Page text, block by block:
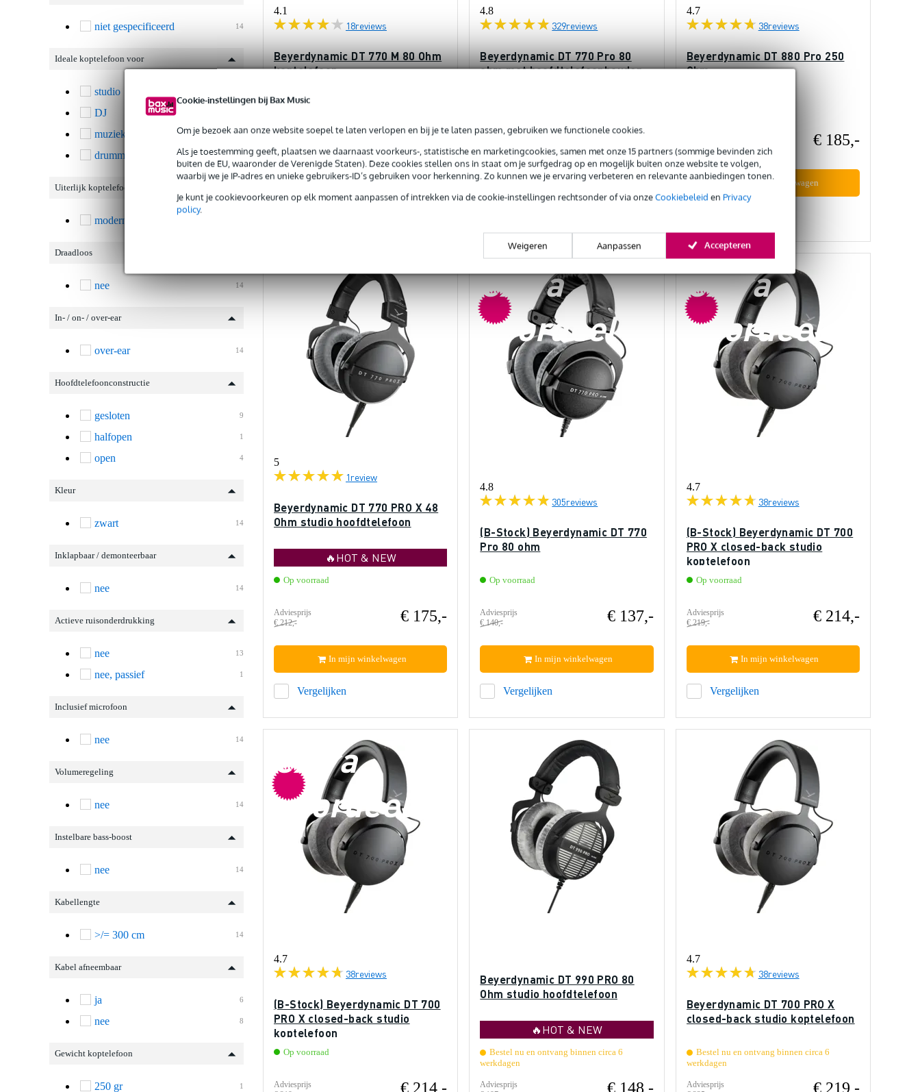
Cookie-instellingen bij Bax Music
Om je bezoek aan onze website soepel te laten verlopen en bij je te laten passen, gebruiken we functionele cookies.
Als je toestemming geeft, plaatsen we daarnaast voorkeurs-, statistische en marketingcookies, samen met onze 15 partners (sommige bevinden zich
buiten de EU, waaronder de Verenigde Staten). Deze cookies stellen ons in staat om je surfgedrag op en mogelijk buiten onze website te volgen,
waarbij we je IP-adres en unieke gebruikers-ID’s gebruiken voor herkenning. Zo kunnen we je ervaring verbeteren en relevante aanbiedingen tonen.
Je kunt je cookievoorkeuren op elk moment aanpassen of intrekken via de cookie-instellingen rechtsonder of via onzeCookiebeleid en Privacy
policy.
Weigeren Aanpassen Accepteren
14
niet gespecificeerd
Ideale koptelefoon voor
studio
DJ
3
muziek luisteren
1
drummen
Uiterlijk koptelefoon
modern
Draadloos
14
nee
In- / on- / over-ear
14
over-ear
Hoofdtelefoonconstructie
9
gesloten
1
halfopen
4
open
Kleur
14
zwart
Inklapbaar / demonteerbaar
14
nee
Actieve ruisonderdrukking
13
nee
1
nee, passief
Inclusief microfoon
14
nee
Volumeregeling
14
nee
Instelbare bass-boost
14
nee
Kabellengte
14
>/= 300 cm
Kabel afneembaar
6
ja
8
nee
Gewicht koptelefoon
1
250 gr
4.1
18reviews
Beyerdynamic DT 770 M 80 Ohm
koptelefoon
Op voorraad
Adviesprijs
€ 173,-
€ 147,-
In mijn winkelwagen
4.8
329reviews
Beyerdynamic DT 770 Pro 80
ohm met hoofdtelefoonhouder
Adviesprijs
€ 161,65
In mijn winkelwagen
4.7
38reviews
Beyerdynamic DT 880 Pro 250
Ohm
€ 263,-
€ 185,-
In mijn winkelwagen
5
1review
Beyerdynamic DT 770 PRO X 48
Ohm studio hoofdtelefoon
🔥HOT & NEW
Op voorraad
Adviesprijs
€ 212,-
€ 175,-
Vergelijken
In mijn winkelwagen
extra
voordeel
4.8
305reviews
(B-Stock) Beyerdynamic DT 770
Pro 80 ohm
Op voorraad
Adviesprijs
€ 140,-
€ 137,-
Vergelijken
In mijn winkelwagen
extra
voordeel
4.7
38reviews
(B-Stock) Beyerdynamic DT 700
PRO X closed-back studio
koptelefoon
Op voorraad
Adviesprijs
€ 219,-
€ 214,-
Vergelijken
In mijn winkelwagen
extra
voordeel
4.7
38reviews
(B-Stock) Beyerdynamic DT 700
PRO X closed-back studio
koptelefoon
Op voorraad
Adviesprijs
€ 214,-
Beyerdynamic DT 990 PRO 80
Ohm studio hoofdtelefoon
🔥HOT & NEW
Bestel nu en ontvang binnen circa 6
werkdagen
Adviesprijs
€ 148,-
4.7
38reviews
Beyerdynamic DT 700 PRO X
closed-back studio koptelefoon
Bestel nu en ontvang binnen circa 6
werkdagen
Adviesprijs
€ 219,-